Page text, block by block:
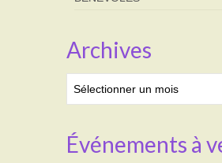
Archives
Événements à